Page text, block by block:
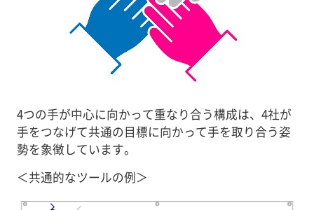
4つの手が中心に向かって重なり合う構成は、4社が
手をつなげて共通の目標に向かって手を取り合う姿
勢を象徴しています。
＜共通的なツールの例＞